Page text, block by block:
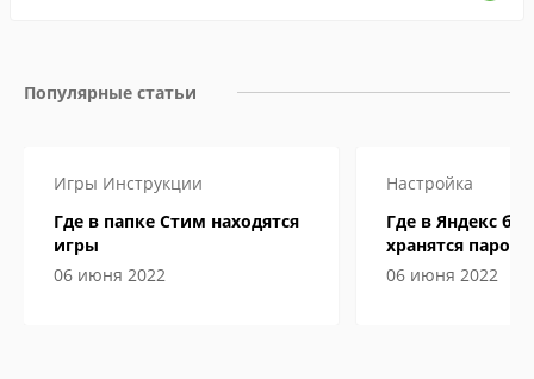
Популярные статьи
Игры Инструкции
Где в папке Стим находятся
игры
06 июня 2022
Настройка
Где в Яндекс
хранятся пароли
06 июня 2022